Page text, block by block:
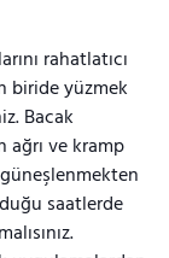
rahatlatıcı
biride yüzmek
Bacak
ağrı ve kramp
saatlerde